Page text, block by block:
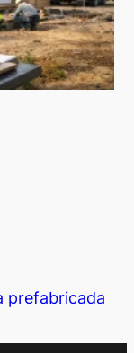
prefabricada